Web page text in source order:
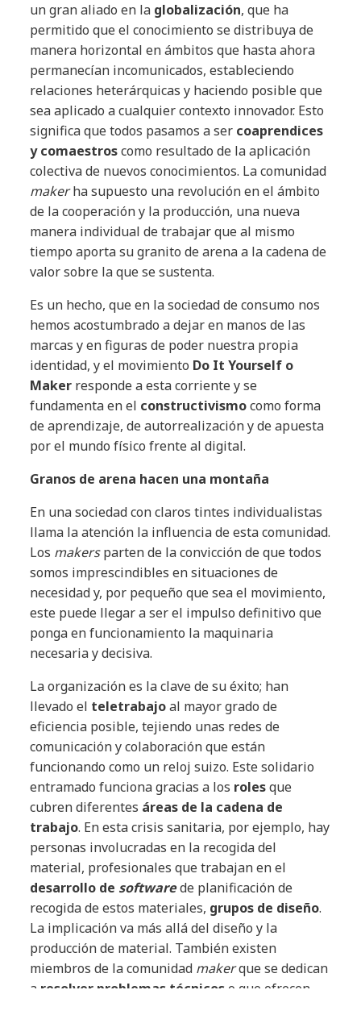
un gran aliado en la globalización, que ha
permitido que el conocimiento se distribuya de
manera horizontal en ámbitos que hasta ahora
permanecían incomunicados, estableciendo
relaciones heterárquicas y haciendo posible que
sea aplicado a cualquier contexto innovador. Esto
significa que todos pasamos a ser coaprendices
y comaestroscomo resultado de la aplicación
colectiva de nuevos conocimientos. La comunidad
makerha supuesto una revolución en el ámbito
de la cooperación y la producción, una nueva
manera individual de trabajar que al mismo
tiempo aporta su granito de arena a la cadena de
valor sobre la que se sustenta.
Es un hecho, que en la sociedad de consumo nos
hemos acostumbrado a dejar en manos de las
marcas y en figuras de poder nuestra propia
identidad, y el movimiento Do It Yourself o
Maker responde a esta corriente y se
fundamenta en el constructivismocomo forma
de aprendizaje, de autorrealización y de apuesta
por el mundo físico frente al digital.
Granos de arena hacen una montaña
En una sociedad con claros tintes individualistas
llama la atención la influencia de esta comunidad.
Los makersparten de la convicción de que todos
somos imprescindibles en situaciones de
necesidad y, por pequeño que sea el movimiento,
este puede llegar a ser el impulso definitivo que
ponga en funcionamiento la maquinaria
necesaria y decisiva.
La organización es la clave de su éxito; han
llevado el teletrabajoal mayor grado de
eficiencia posible, tejiendo unas redes de
comunicación y colaboración que están
funcionando como un reloj suizo. Este solidario
entramado funciona gracias a los rolesque
cubren diferentes áreas de la cadena de
trabajo. En esta crisis sanitaria, por ejemplo, hay
personas involucradas en la recogida del
material, profesionales que trabajan en el
desarrollo de softwarede planificación de
recogida de estos materiales, grupos de diseño.
La implicación va más allá del diseño y la
producción de material. También existen
miembros de la comunidad makerque se dedican
a resolver problemas técnicos o que ofrecen